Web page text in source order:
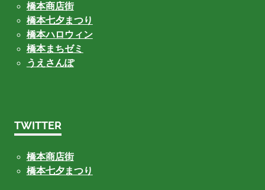
橋本商店街
橋本七夕まつり
橋本ハロウィン
橋本まちゼミ
うえさんぽ
TWITTER
橋本商店街
橋本七夕まつり